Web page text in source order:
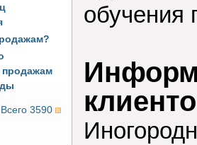
продажам
Всего 3590
обучения